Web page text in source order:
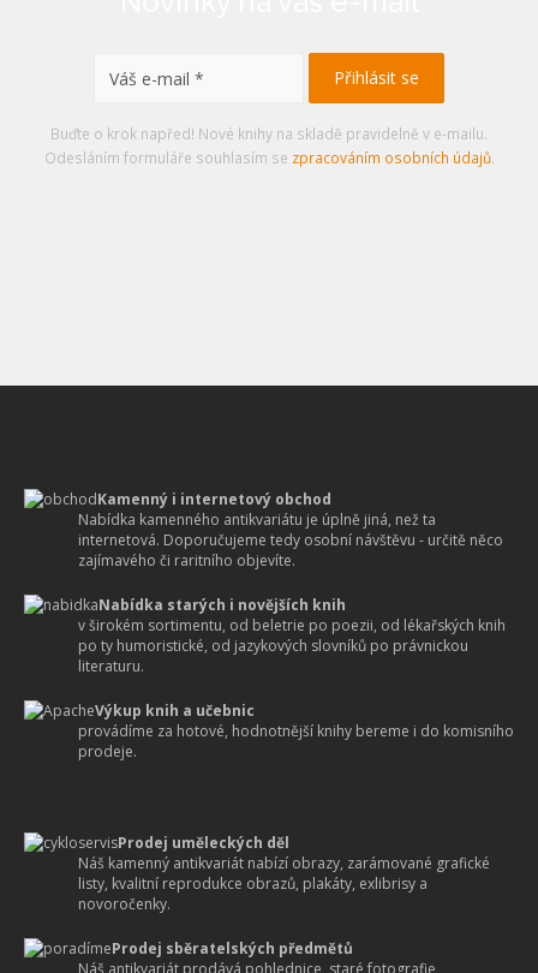
Buďte o krok napřed! Nové knihy na skladě pravidelně v e-mailu.
Odesláním formuláře souhlasím se zpracováním osobních údajů.
Kamenný i internetový obchod
Nabídka kamenného antikvariátu je úplně jiná, než ta
internetová. Doporučujeme tedy osobní návštěvu - určitě něco
zajímavého či raritního objevíte.
Nabídka starých i novějších knih
v širokém sortimentu, od beletrie po poezii, od lékařských knih
po ty humoristické, od jazykových slovníků po právnickou
literaturu.
Výkup knih a učebnic
provádíme za hotové, hodnotnější knihy bereme i do komisního
prodeje.
Prodej uměleckých děl
Náš kamenný antikvariát nabízí obrazy, zarámované grafické
listy, kvalitní reprodukce obrazů, plakáty, exlibrisy a
novoročenky.
Prodej sběratelských předmětů
Náš antikvariát prodává pohlednice, staré fotografie,